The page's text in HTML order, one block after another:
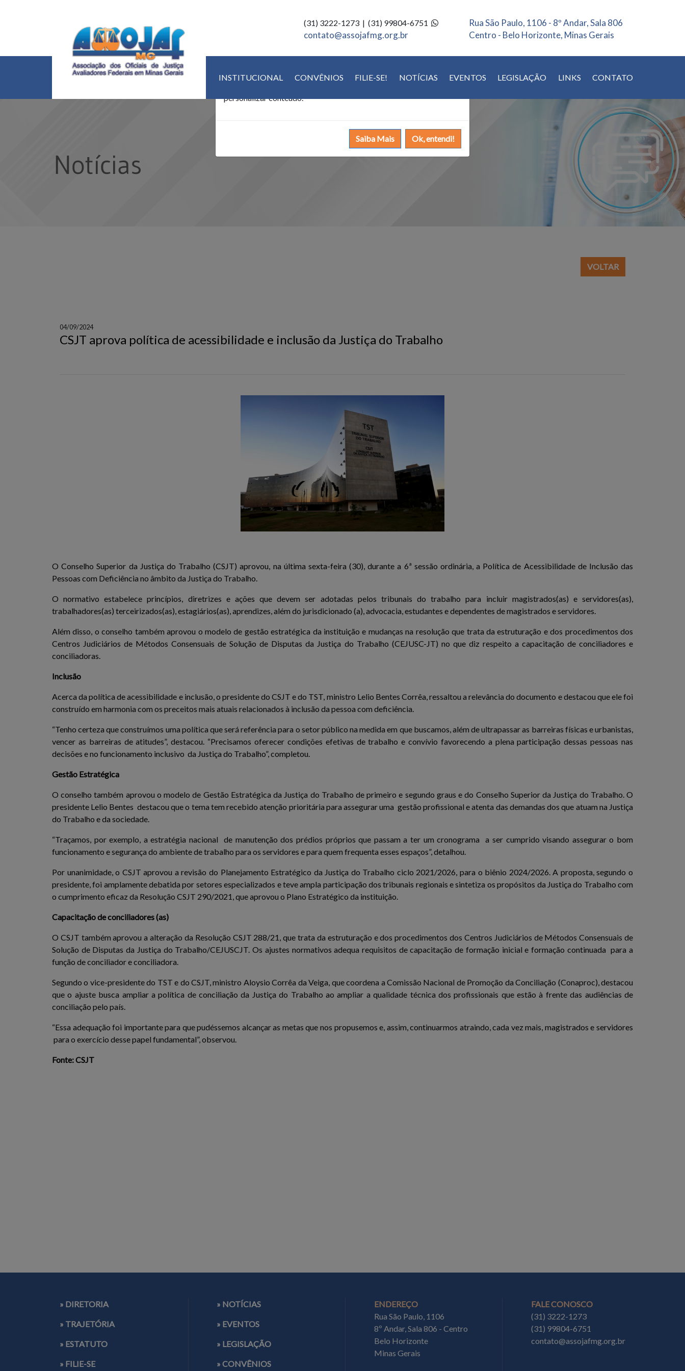
(31) 3222-1273 | (31) 99804-6751
contato@assojafmg.org.br
Rua São Paulo, 1106 - 8º Andar, Sala 806
Centro - Belo Horizonte, Minas Gerais
INSTITUCIONAL CONVÊNIOS FILIE-SE! NOTÍCIAS EVENTOS LEGISLAÇÃO LINKS CONTATO
VOLTAR
04/09/2024
CSJT aprova política de acessibilidade e inclusão da Justiça do Trabalho
O Conselho Superior da Justiça do Trabalho (CSJT) aprovou, na última sexta-feira (30), durante a 6ª sessão ordinária, a Política de Acessibilidade de Inclusão das
Pessoas com Deficiência no âmbito da Justiça do Trabalho.
O normativo estabelece princípios, diretrizes e ações que devem ser adotadas pelos tribunais do trabalho para incluir magistrados(as) e servidores(as),
trabalhadores(as) terceirizados(as), estagiários(as), aprendizes, além do jurisdicionado (a), advocacia, estudantes e dependentes de magistrados e servidores.
Além disso, o conselho também aprovou o modelo de gestão estratégica da instituição e mudanças na resolução que trata da estruturação e dos procedimentos dos
Centros Judiciários de Métodos Consensuais de Solução de Disputas da Justiça do Trabalho (CEJUSC-JT) no que diz respeito a capacitação de conciliadores e
conciliadoras.
Inclusão
Acerca da política de acessibilidade e inclusão, o presidente do CSJT e do TST, ministro Lelio Bentes Corrêa, ressaltou a relevância do documento e destacou que ele foi
construído em harmonia com os preceitos mais atuais relacionados à inclusão da pessoa com deficiência.
“Tenho certeza que construímos uma política que será referência para o setor público na medida em que buscamos, além de ultrapassar as barreiras físicas e urbanistas,
vencer as barreiras de atitudes”, destacou. “Precisamos oferecer condições efetivas de trabalho e convívio favorecendo a plena participação dessas pessoas nas
decisões e no funcionamento inclusivo da Justiça do Trabalho”, completou.
Gestão Estratégica
O conselho também aprovou o modelo de Gestão Estratégica da Justiça do Trabalho de primeiro e segundo graus e do Conselho Superior da Justiça do Trabalho. O
presidente Lelio Bentes destacou que o tema tem recebido atenção prioritária para assegurar uma gestão profissional e atenta das demandas dos que atuam na Justiça
do Trabalho e da sociedade.
“Traçamos, por exemplo, a estratégia nacional de manutenção dos prédios próprios que passam a ter um cronograma a ser cumprido visando assegurar o bom
funcionamento e segurança do ambiente de trabalho para os servidores e para quem frequenta esses espaços”, detalhou.
Por unanimidade, o CSJT aprovou a revisão do Planejamento Estratégico da Justiça do Trabalho ciclo 2021/2026, para o biênio 2024/2026. A proposta, segundo o
presidente, foi amplamente debatida por setores especializados e teve ampla participação dos tribunais regionais e sintetiza os propósitos da Justiça do Trabalho com
o cumprimento eficaz da Resolução CSJT 290/2021, que aprovou o Plano Estratégico da instituição.
Capacitação de conciliadores (as)
O CSJT também aprovou a alteração da Resolução CSJT 288/21, que trata da estruturação e dos procedimentos dos Centros Judiciários de Métodos Consensuais de
Solução de Disputas da Justiça do Trabalho/CEJUSCJT. Os ajustes normativos adequa requisitos de capacitação de formação inicial e formação continuada para a
função de conciliador e conciliadora.
Segundo o vice-presidente do TST e do CSJT, ministro Aloysio Corrêa da Veiga, que coordena a Comissão Nacional de Promoção da Conciliação (Conaproc), destacou
que o ajuste busca ampliar a política de conciliação da Justiça do Trabalho ao ampliar a qualidade técnica dos profissionais que estão à frente das audiências de
conciliação pelo país.
“Essa adequação foi importante para que pudéssemos alcançar as metas que nos propusemos e, assim, continuarmos atraindo, cada vez mais, magistrados e servidores
para o exercício desse papel fundamental”, observou.
Fonte: CSJT
» DIRETORIA
» TRAJETÓRIA
» ESTATUTO
» FILIE-SE
» NOTÍCIAS
» EVENTOS
» LEGISLAÇÃO
» CONVÊNIOS
ENDEREÇO
Rua São Paulo, 1106
8º Andar, Sala 806 - Centro
Belo Horizonte
Minas Gerais
FALE CONOSCO
(31) 3222-1273
(31) 99804-6751
contato@assojafmg.org.br
Política de Cookies
Utilizamos cookies para oferecer melhor experiência, melhorar o
personalizar conteúdo.
Saiba Mais Ok, entendi!